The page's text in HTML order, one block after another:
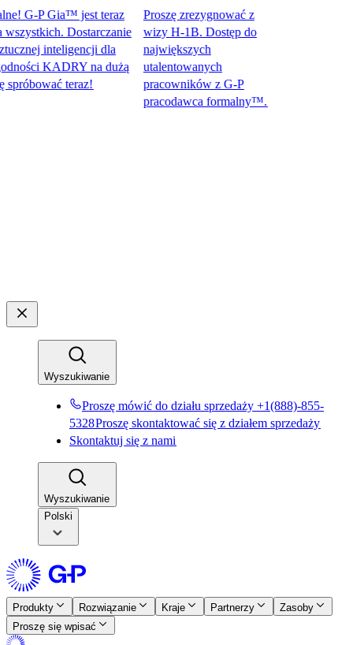
P Gia™ jest teraz
Dostarczanie
inteligencji dla
KADRY na dużą
teraz!​​
Proszę zrezygnować z
wizy H-1B. Dostęp do
największych
utalentowanych
pracowników z G-P
pracodawca formalny™.​​
Wyszukiwanie​​
Proszę mówić do działu sprzedaży +1(888)-855-
5328​​Proszę skontaktować się z działem sprzedaży​​
Skontaktuj się z nami​​
Wyszukiwanie​​
Polski
Produkty​​ Rozwiązanie​​ Kraje​​ Partnerzy​​
Zasoby​​
Proszę się wpisać​​